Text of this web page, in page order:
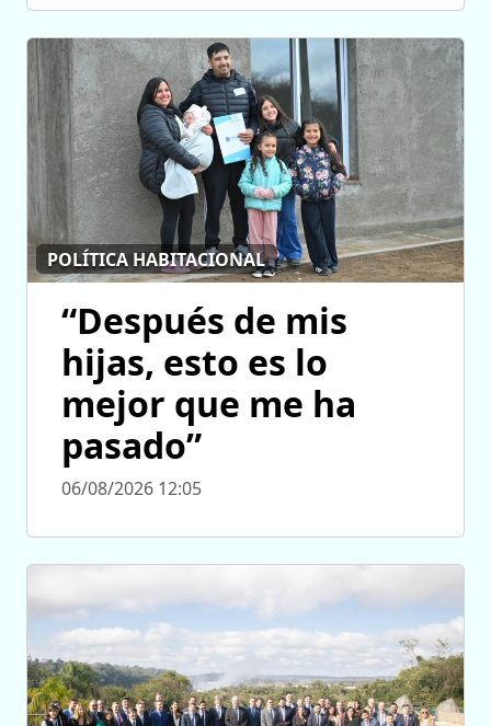
POLÍTICA HABITACIONAL
“Después de mis
hijas, esto es lo
mejor que me ha
pasado”
06/08/2026 12:05